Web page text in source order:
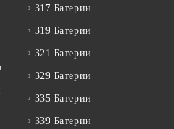
317 Батерии
319 Батерии
321 Батерии
329 Батерии
335 Батерии
339 Батерии